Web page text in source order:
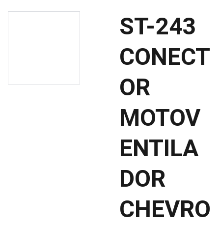
ST-243
CONECT
OR
MOTOV
ENTILA
DOR
CHEVRO